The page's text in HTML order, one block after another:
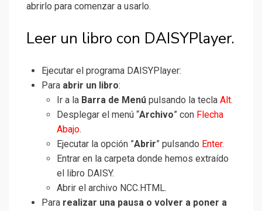
abrirlo para comenzar a usarlo.
Leer un libro con DAISYPlayer.
Ejecutar el programa DAISYPlayer:
Para abrir un libro:
Ir a la Barra de Menú pulsando la tecla Alt.
Desplegar el menú “Archivo” con Flecha
Abajo.
Ejecutar la opción ”Abrir” pulsando Enter.
Entrar en la carpeta donde hemos extraído
el libro DAISY.
Abrir el archivo NCC.HTML.
Para realizar una pausa o volver a poner a